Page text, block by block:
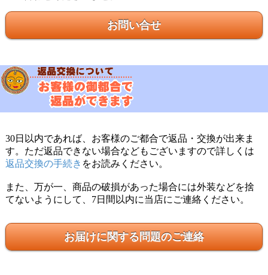
お問い合せ
30日以内であれば、お客様のご都合で返品・交換が出来ま
す。ただ返品できない場合などもございますので詳しくは
返品交換の手続き をお読みください。
また、万が一、商品の破損があった場合には外装などを捨
てないようにして、7日間以内に当店にご連絡ください。
お届けに関する問題のご連絡